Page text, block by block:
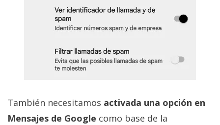
También necesitamos activada una opción en
Mensajes de Google como base de la